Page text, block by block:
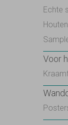
Echte
Voor